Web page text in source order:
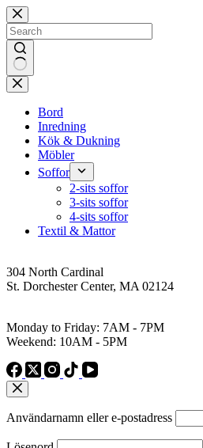
Skip
to
content
No
results
Bord
Inredning
Kök & Dukning
Möbler
Soffor
2-sits soffor
3-sits soffor
4-sits soffor
Textil & Mattor
304 North Cardinal
St. Dorchester Center, MA 02124
Monday to Friday: 7AM - 7PM
Weekend: 10AM - 5PM
Användarnamn eller e‑postadress